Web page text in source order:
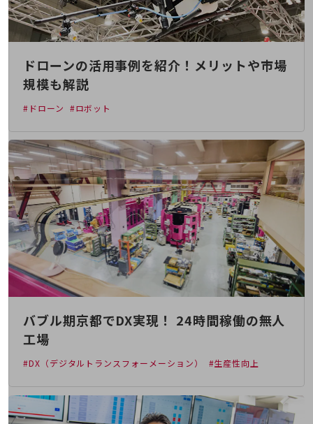
事業拠点
グループ会社
会社案内パンフレット
ニュースルーム
地域からの発表
重要なお知らせ
お知らせ
社外からの評価実績
サステナビリティ
サステナビリティTOP
NTTドコモビジネスグループのサステナビリティ
サステナビリティレポート
ダイバーシティ
経営情報TOP
業績
ドローンの活用事例を紹介！メリットや市場
規模も解説
#ドローン #ロボット
バブル期京都でDX実現！ 24時間稼働の無人
工場
#DX（デジタルトランスフォーメーション） #生産性向上